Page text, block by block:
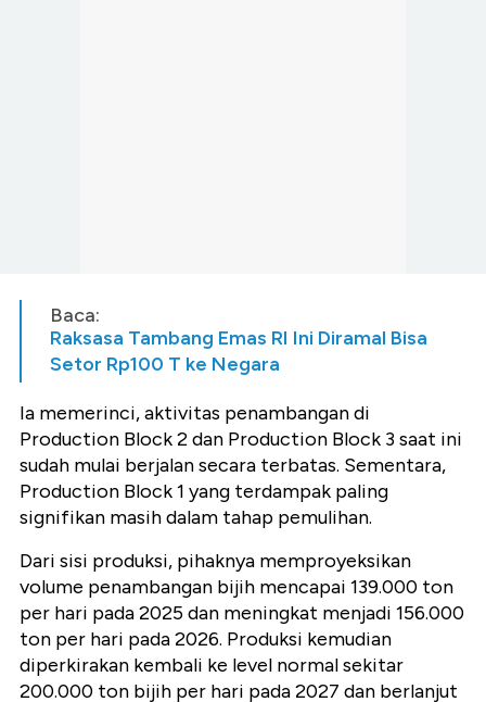
Baca:
Raksasa Tambang Emas RI Ini Diramal Bisa
Setor Rp100 T ke Negara
Ia memerinci, aktivitas penambangan di
Production Block 2 dan Production Block 3 saat ini
sudah mulai berjalan secara terbatas. Sementara,
Production Block 1 yang terdampak paling
signifikan masih dalam tahap pemulihan.
Dari sisi produksi, pihaknya memproyeksikan
volume penambangan bijih mencapai 139.000 ton
per hari pada 2025 dan meningkat menjadi 156.000
ton per hari pada 2026. Produksi kemudian
diperkirakan kembali ke level normal sekitar
200.000 ton bijih per hari pada 2027 dan berlanjut